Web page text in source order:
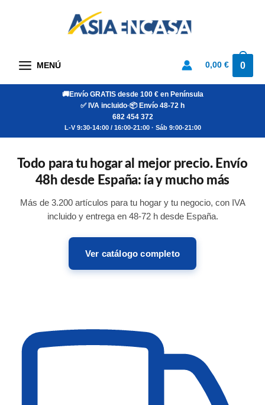
MENÚ 0,00€ 0
🚚Envío GRATIS desde 100 € en Península
✅ IVA incluido·📦 Envío 48-72 h
682 454 372
L-V 9:30-14:00 / 16:00-21:00 · Sáb 9:00-21:00
Todo para tu hogar al mejor
precio. Envío 48h desde España:
ía y mucho más
incluido y entrega en 48-72 h desde España.
Ver catálogo completo
Todo para tu hogar al mejor precio. Envío
48h desde España: ía y mucho más
Más de 3.200 artículos para tu hogar y tu negocio, con IVA
incluido y entrega en 48-72 h desde España.
Ver catálogo completo